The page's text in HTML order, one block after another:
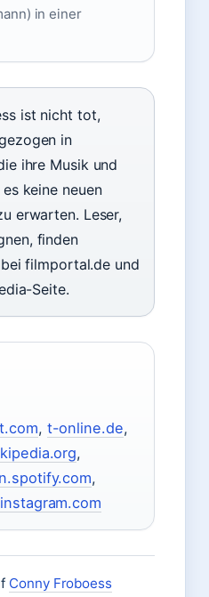
in einer
ist nicht tot,
in
ihre Musik und
keine neuen
erwarten. Leser,
finden
filmportal.de und
Seite.
, t-online.de,
,
,
instagram.com
Conny Froboess